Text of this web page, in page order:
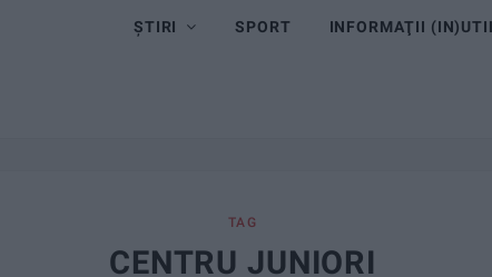
ȘTIRI SPORT INFORMAŢII
TAG
CENTRU JUNIORI